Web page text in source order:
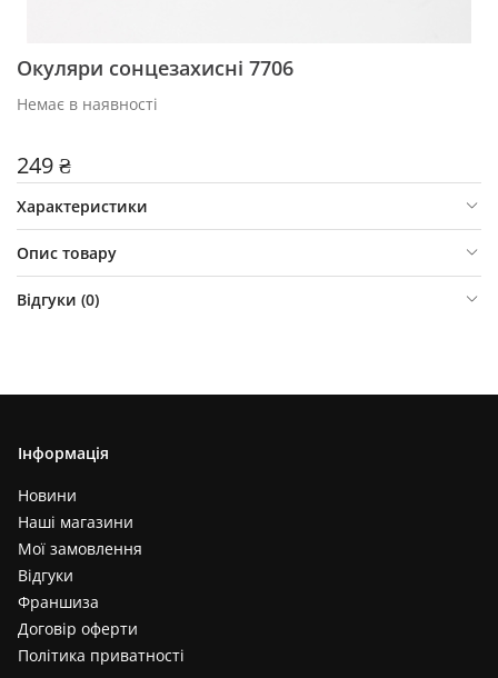
Окуляри сонцезахисні 7706
Немає в наявності
249 ₴
Характеристики
Опис товару
Відгуки (0)
Інформація
Новини
Наші магазини
Мої замовлення
Відгуки
Франшиза
Договір оферти
Політика приватності